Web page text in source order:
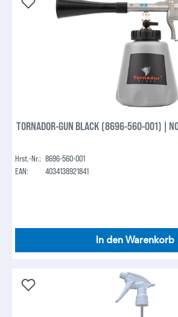
TORNADOR-GUN BLACK (8696-560-001) |
Hrst.-Nr.: 8696-560-001
EAN:
4034138921841
In den Warenkorb